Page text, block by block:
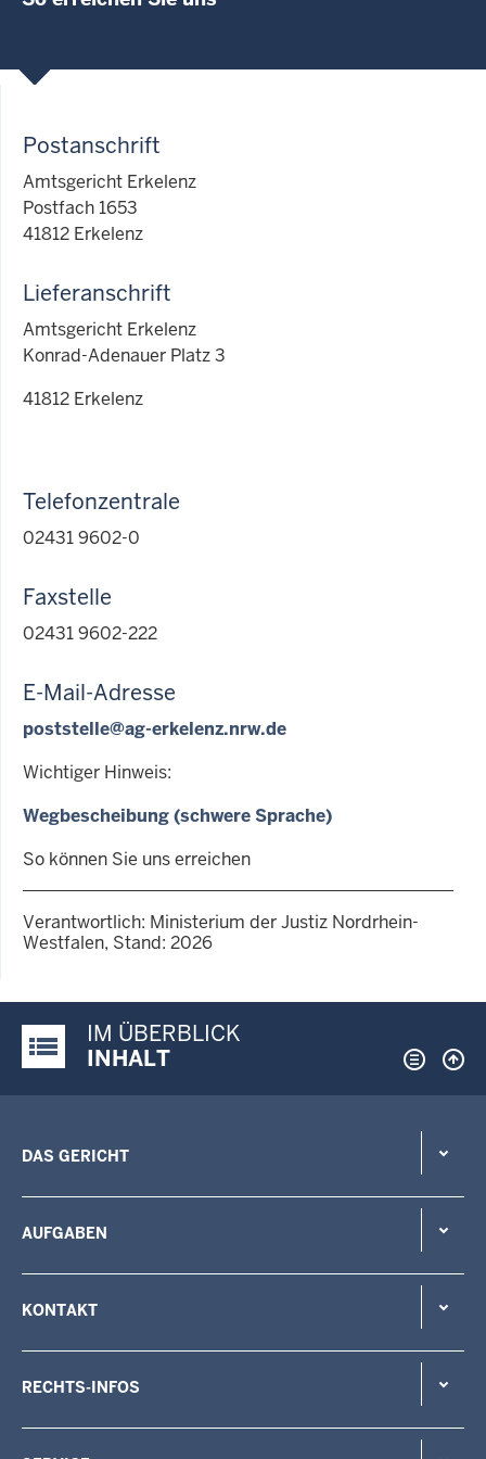
Postanschrift
Amtsgericht Erkelenz
Postfach 1653
41812 Erkelenz
Lieferanschrift
Amtsgericht Erkelenz
Konrad-Adenauer Platz 3
41812 Erkelenz
Telefonzentrale
02431 9602-0
Faxstelle
02431 9602-222
E-Mail-Adresse
poststelle@ag-erkelenz.nrw.de
Wichtiger Hinweis:
Wegbescheibung (schwere Sprache)
So können Sie uns erreichen
Verantwortlich: Ministerium der Justiz Nordrhein-
Westfalen, Stand: 2026
Justiz-Portal im Überblick:
IM ÜBERBLICK
INHALT
DAS GERICHT
AUFGABEN
KONTAKT
RECHTS-INFOS